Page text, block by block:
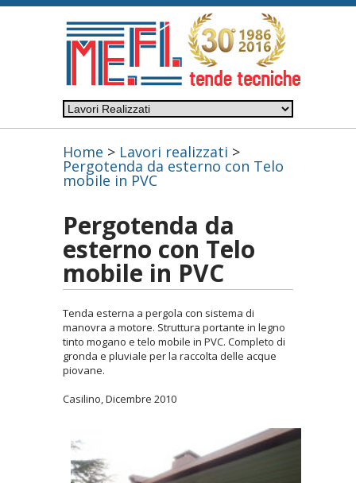
Home > Lavori realizzati >
Pergotenda da esterno con Telo
mobile in PVC
Pergotenda da
esterno con Telo
mobile in PVC
Tenda esterna a pergola con sistema di
manovra a motore. Struttura portante in legno
tinto mogano e telo mobile in PVC. Completo di
gronda e pluviale per la raccolta delle acque
piovane.
Casilino, Dicembre 2010